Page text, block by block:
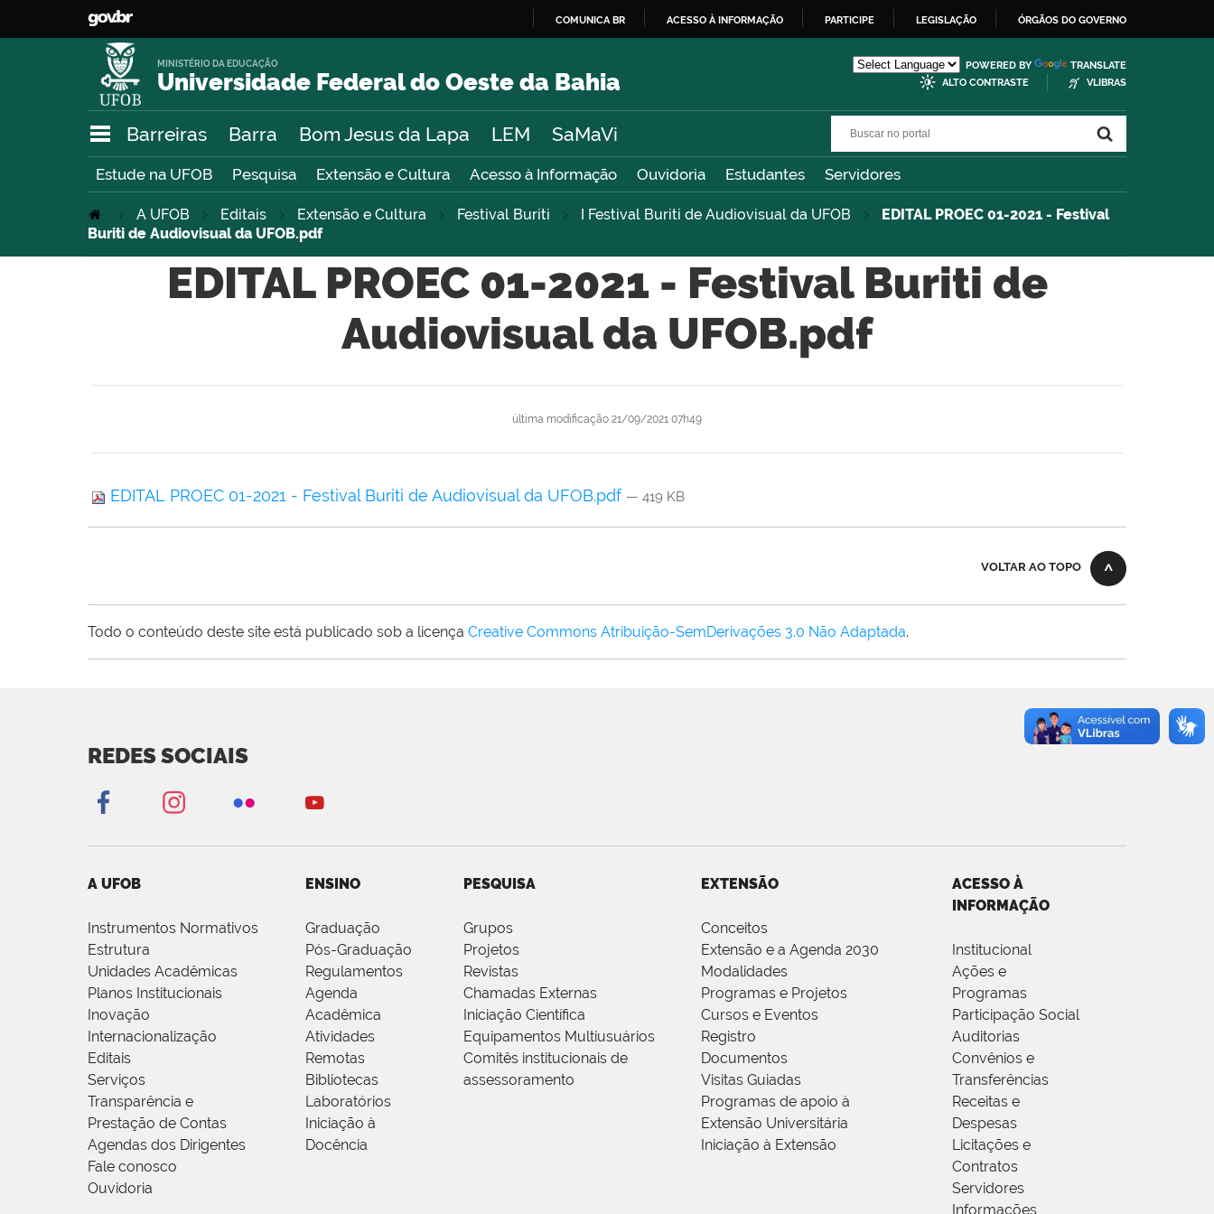
O
COMUNICA BR ACESSO À INFORMAÇÃO PARTICIPE LEGISLAÇÃO ÓRGÃOS DO GOVERNO
Universidade Federal do Oeste da Bahia
MINISTÉRIO DA EDUCAÇÃO POWERED BY
TRANSLATE
ALTO CONTRASTE
VLIBRAS
Barreiras Barra Bom Jesus da Lapa LEM SaMaVi
Estude na UFOB Pesquisa Extensão e Cultura Acesso à Informação Ouvidoria Estudantes Servidores
A UFOB Editais Extensão e Cultura Festival Buriti I Festival Buriti de Audiovisual da UFOB
EDITAL PROEC 01-2021 - Festival
Buriti de Audiovisual da UFOB.pdf
EDITAL PROEC 01-2021 - Festival Buriti de
Audiovisual da UFOB.pdf
última modificação 21/09/2021 07h49
EDITAL PROEC 01-2021 - Festival Buriti de Audiovisual da UFOB.pdf — 419 KB
VOLTAR AO TOPO
Todo o conteúdo deste site está publicado sob a licença Creative Commons Atribuição-SemDerivações 3.0 Não Adaptada.
REDES SOCIAIS
A UFOB
Instrumentos Normativos
Estrutura
Unidades Acadêmicas
Planos Institucionais
Inovação
Internacionalização
Editais
Serviços
Transparência e
Prestação de Contas
Agendas dos Dirigentes
Fale conosco
Ouvidoria
ENSINO
Graduação
Pós-Graduação
Regulamentos
Agenda
Acadêmica
Atividades
Remotas
Bibliotecas
Laboratórios
Iniciação à
Docência
PESQUISA
Grupos
Projetos
Revistas
Chamadas Externas
Iniciação Científica
Equipamentos Multiusuários
Comitês institucionais de
assessoramento
EXTENSÃO
Conceitos
Extensão e a Agenda 2030
Modalidades
Programas e Projetos
Cursos e Eventos
Registro
Documentos
Visitas Guiadas
Programas de apoio à
Extensão Universitária
Iniciação à Extensão
ACESSO À
INFORMAÇÃO
Institucional
Ações e
Programas
Participação Social
Auditorias
Convênios e
Transferências
Receitas e
Despesas
Licitações e
Contratos
Servidores
Informações